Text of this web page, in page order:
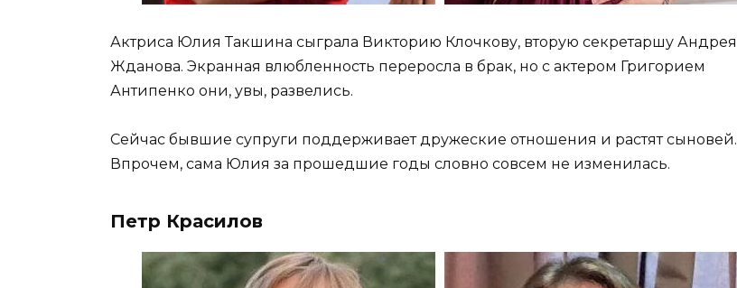
Актриса Юлия Такшина сыграла Викторию Клочкову, вторую секретаршу Андрея
Жданова. Экранная влюбленность переросла в брак, но с актером Григорием
Антипенко они, увы, развелись.
Сейчас бывшие супруги поддерживает дружеские отношения и растят сыновей.
Впрочем, сама Юлия за прошедшие годы словно совсем не изменилась.
Петр Красилов